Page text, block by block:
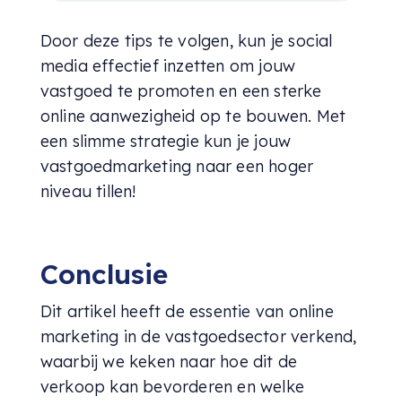
Door deze tips te volgen, kun je social
media effectief inzetten om jouw
vastgoed te promoten en een sterke
online aanwezigheid op te bouwen. Met
een slimme strategie kun je jouw
vastgoedmarketing naar een hoger
niveau tillen!
Conclusie
Dit artikel heeft de essentie van online
marketing in de vastgoedsector verkend,
waarbij we keken naar hoe dit de
verkoop kan bevorderen en welke